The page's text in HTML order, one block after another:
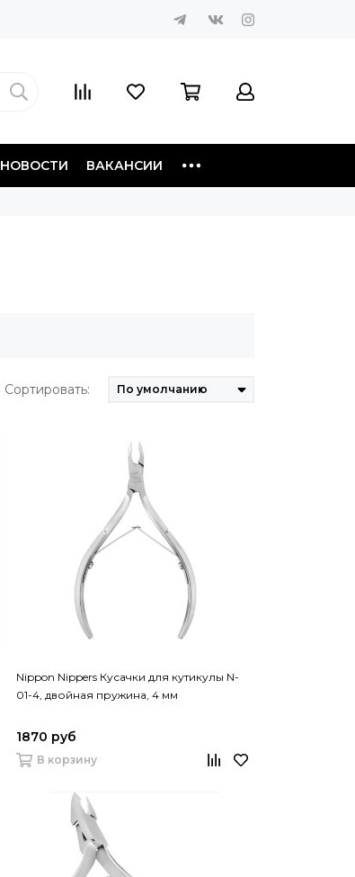
НОВОСТИ ВАКАНСИИ
Сортировать:
Nippon Nippers Кусачки для кутикулы N-
01-4, двойная пружина, 4 мм
1870 руб
В корзину